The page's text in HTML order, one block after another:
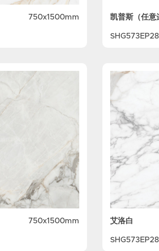
750x1500mm 凯普斯（任意
750x1500mm 艾洛白